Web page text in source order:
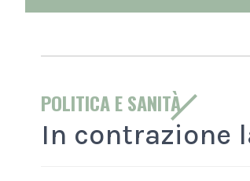
POLITICA E SANITÀ
In contrazione